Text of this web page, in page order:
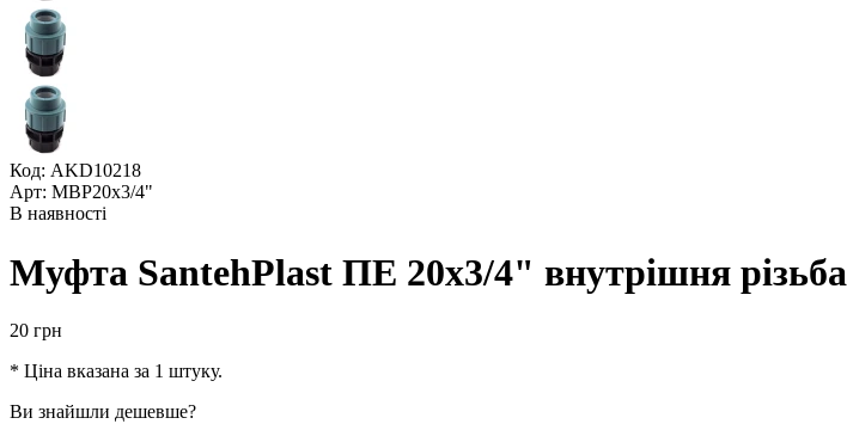
Код: AKD10218
Арт: МВР20x3/4"
В наявності
Муфта SantehPlast ПЕ 20x3/4" внутрішня різьба
20 грн
* Ціна вказана за 1 штуку.
Ви знайшли дешевше?